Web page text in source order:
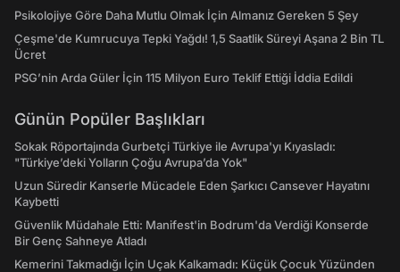
Psikolojiye Göre Daha Mutlu Olmak İçin Almanız Gereken 5 Şey
Çeşme'de Kumrucuya Tepki Yağdı! 1,5 Saatlik Süreyi Aşana 2 Bin TL
Ücret
PSG’nin Arda Güler İçin 115 Milyon Euro Teklif Ettiği İddia Edildi
Günün Popüler Başlıkları
Sokak Röportajında Gurbetçi Türkiye ile Avrupa'yı Kıyasladı:
"Türkiye’deki Yolların Çoğu Avrupa’da Yok"
Uzun Süredir Kanserle Mücadele Eden Şarkıcı Cansever Hayatını
Kaybetti
Güvenlik Müdahale Etti: Manifest'in Bodrum'da Verdiği Konserde
Bir Genç Sahneye Atladı
Kemerini Takmadığı İçin Uçak Kalkamadı: Küçük Çocuk Yüzünden